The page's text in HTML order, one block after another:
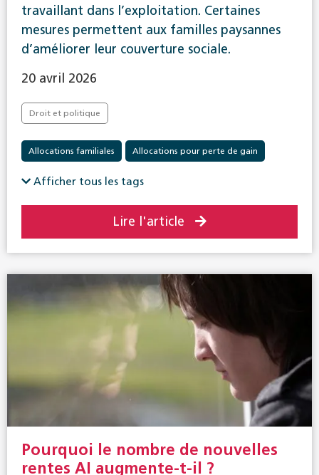
travaillant dans l’exploitation. Certaines
mesures permettent aux familles paysannes
d’améliorer leur couverture sociale.
20 avril 2026
Droit et politique
Allocations familiales Allocations pour perte de gain
Assurance-accidents
Politique sociale en général Prévoyance professionnelle
Afficher tous les tags
Lire l'article
Pourquoi le nombre de nouvelles
rentes AI augmente-t-il ?